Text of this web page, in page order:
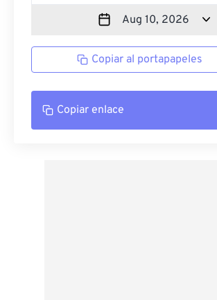
Copiar al portapapeles
Copiar enlace